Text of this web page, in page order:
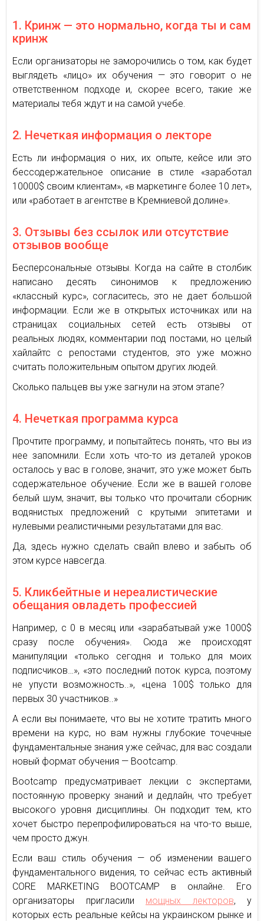
1. Кринж — это нормально, когда ты и сам
кринж
Если организаторы не заморочились о том, как будет
выглядеть «лицо» их обучения — это говорит о не
ответственном подходе и, скорее всего, такие же
материалы тебя ждут и на самой учебе.
2. Нечеткая информация о лекторе
Есть ли информация о них, их опыте, кейсе или это
бессодержательное описание в стиле «заработал
10000$ своим клиентам», «в маркетинге более 10 лет»,
или «работает в агентстве в Кремниевой долине».
3. Отзывы без ссылок или отсутствие
отзывов вообще
Бесперсональные отзывы. Когда на сайте в столбик
написано десять синонимов к предложению
«классный курс», согласитесь, это не дает большой
информации. Если же в открытых источниках или на
страницах социальных сетей есть отзывы от
реальных людях, комментарии под постами, но целый
хайлайтс с репостами студентов, это уже можно
считать положительным опытом других людей.
Сколько пальцев вы уже загнули на этом этапе?
4. Нечеткая программа курса
Прочтите программу, и попытайтесь понять, что вы из
нее запомнили. Если хоть что-то из деталей уроков
осталось у вас в голове, значит, это уже может быть
содержательное обучение. Если же в вашей голове
белый шум, значит, вы только что прочитали сборник
водянистых предложений с крутыми эпитетами и
нулевыми реалистичными результатами для вас.
Да, здесь нужно сделать свайп влево и забыть об
этом курсе навсегда.
5. Кликбейтные и нереалистические
обещания овладеть профессией
Например, с 0 в месяц или «зарабатывай уже 1000$
сразу после обучения». Сюда же происходят
манипуляции «только сегодня и только для моих
подписчиков…», «это последний поток курса, поэтому
не упусти возможность..», «цена 100$ только для
первых 30 участников..»
А если вы понимаете, что вы не хотите тратить много
времени на курс, но вам нужны глубокие точечные
фундаментальные знания уже сейчас, для вас создали
новый формат обучения — Bootcamp.
Bootcamp предусматривает лекции с экспертами,
постоянную проверку знаний и дедлайн, что требует
высокого уровня дисциплины. Он подходит тем, кто
хочет быстро перепрофилироваться на что-то выше,
чем просто джун.
Если ваш стиль обучения — об изменении вашего
фундаментального видения, то сейчас есть активный
CORE MARKETING BOOTCAMP в онлайне. Его
организаторы пригласили мощных лекторов, у
которых есть реальные кейсы на украинском рынке и